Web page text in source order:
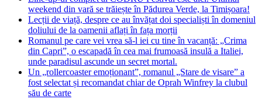
weekend din vară se trăiește în Pădurea Verde, la Timișoara!
Lecții de viață, despre ce au învățat doi specialiști în domeniul
doliului de la oamenii aflați în fața morții
Romanul pe care vei vrea să-l iei cu tine în vacanță: „Crima
din Capri”, o escapadă în cea mai frumoasă insulă a Italiei,
unde paradisul ascunde un secret mortal.
Un „rollercoaster emoționant”, romanul „Stare de visare” a
fost selectat și recomandat chiar de Oprah Winfrey la clubul
său de carte